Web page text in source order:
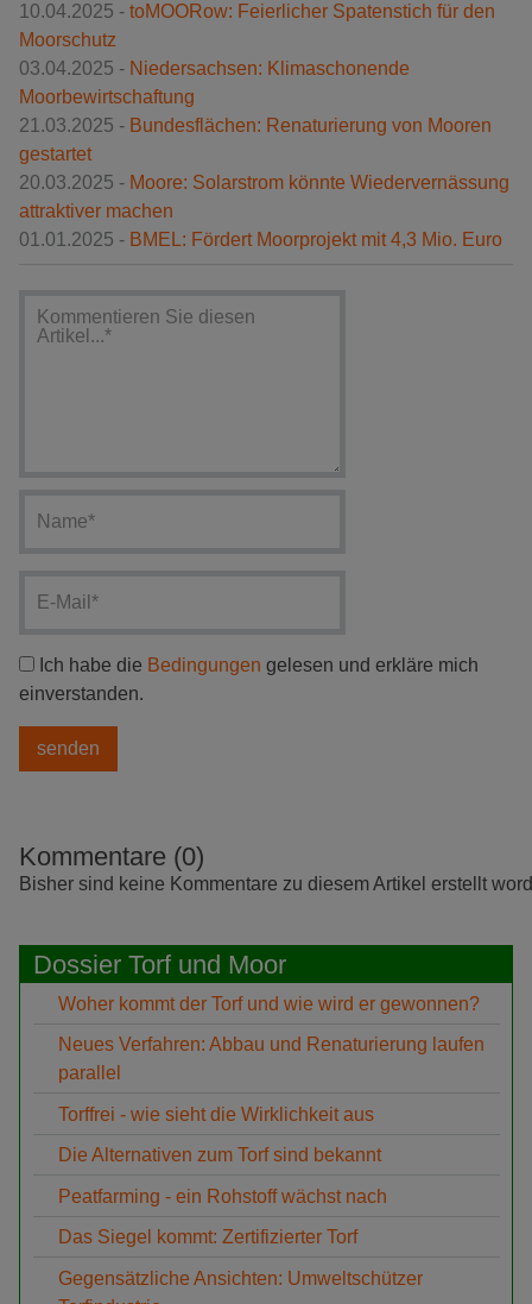
10.04.2025 - toMOORow: Feierlicher Spatenstich für den
Moorschutz
03.04.2025 - Niedersachsen: Klimaschonende
Moorbewirtschaftung
21.03.2025 - Bundesflächen: Renaturierung von Mooren
gestartet
20.03.2025 - Moore: Solarstrom könnte Wiedervernässung
attraktiver machen
01.01.2025 - BMEL: Fördert Moorprojekt mit 4,3 Mio. Euro
Ich habe die Bedingungen gelesen und erkläre mich
einverstanden.
Kommentare (0)
Bisher sind keine Kommentare zu diesem Artikel erstellt
Dossier Torf und Moor
Woher kommt der Torf und wie wird er gewonnen?
Neues Verfahren: Abbau und Renaturierung laufen
parallel
Torffrei - wie sieht die Wirklichkeit aus
Die Alternativen zum Torf sind bekannt
Peatfarming - ein Rohstoff wächst nach
Das Siegel kommt: Zertifizierter Torf
Gegensätzliche Ansichten: Umweltschützer